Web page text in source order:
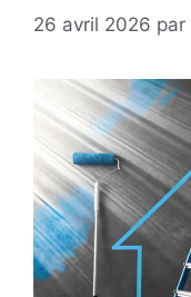
26 avril 2026 par